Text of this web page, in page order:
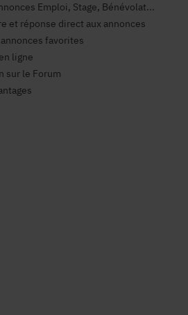
Emploi, Stage, Bénévolat...
et réponse direct aux annonces
favorites
ligne
sur le Forum